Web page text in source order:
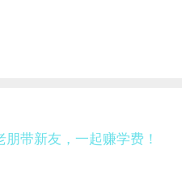
带新友，一起赚学费！